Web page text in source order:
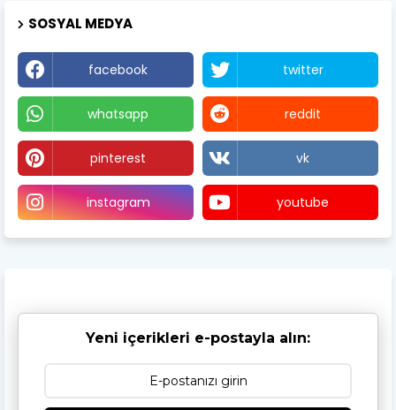
SOSYAL MEDYA
facebook twitter
whatsapp reddit
pinterest vk
instagram youtube
Yeni içerikleri e-postayla alın: